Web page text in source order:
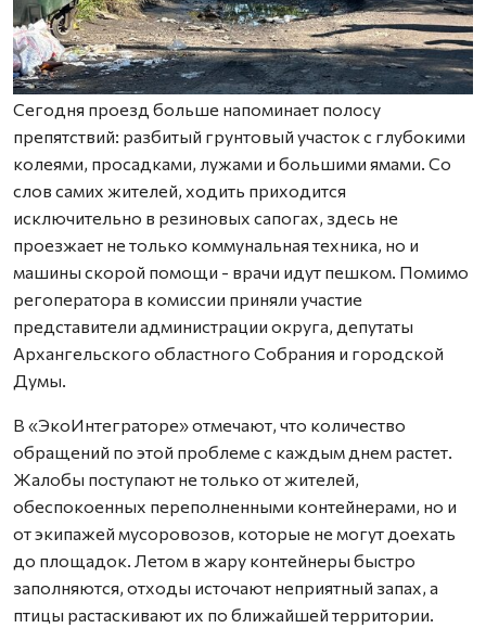
Сегодня проезд больше напоминает полосу
препятствий: разбитый грунтовый участок с глубокими
колеями, просадками, лужами и большими ямами. Со
слов самих жителей, ходить приходится
исключительно в резиновых сапогах, здесь не
проезжает не только коммунальная техника, но и
машины скорой помощи - врачи идут пешком. Помимо
регоператора в комиссии приняли участие
представители администрации округа, депутаты
Архангельского областного Собрания и городской
Думы.
В «ЭкоИнтеграторе» отмечают, что количество
обращений по этой проблеме с каждым днем растет.
Жалобы поступают не только от жителей,
обеспокоенных переполненными контейнерами, но и
от экипажей мусоровозов, которые не могут доехать
до площадок. Летом в жару контейнеры быстро
заполняются, отходы источают неприятный запах, а
птицы растаскивают их по ближайшей территории.